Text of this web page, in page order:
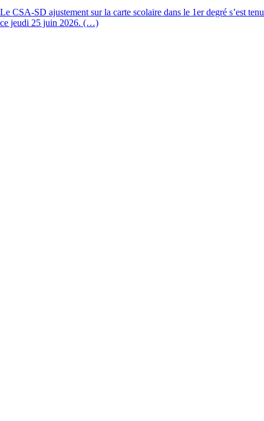
Le CSA-SD ajustement sur la carte scolaire dans le 1er degré s’est tenu
ce jeudi 25 juin 2026. (…)